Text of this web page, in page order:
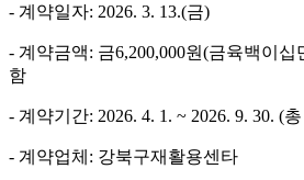
- 계약일자: 2026. 3. 13.(금)
- 계약금액: 금6,200,000원(금육백이
함
- 계약기간: 2026. 4. 1. ~ 2026. 9. 30. (
- 계약업체: 강북구재활용센타